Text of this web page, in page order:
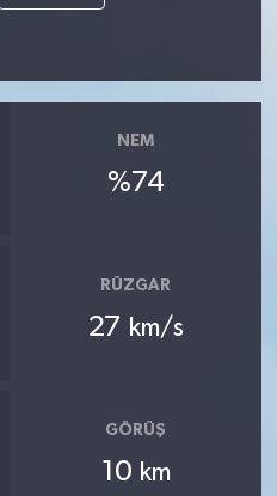
NEM
%74
RÜZGAR
27 km/s
GÖRÜŞ
10 km